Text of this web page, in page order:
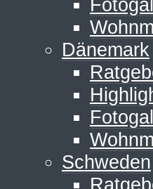
Dänemark
Schweden